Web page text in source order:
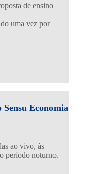
de ensino
uma vez por
Sensu Economia
ao vivo, às
período noturno.